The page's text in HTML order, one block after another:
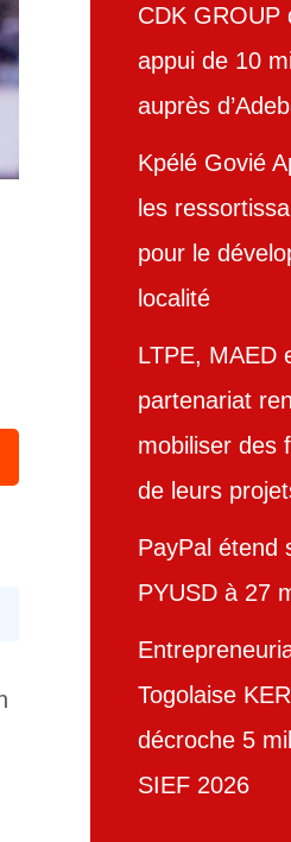
CDK GROUP
appui de 10
auprès
Kpélé Govié
les
pour le
localité
LTPE, MAED
partenariat
mobiliser des
de leurs
PayPal étend
PYUSD à 27
Togolaise
décroche 5
SIEF 2026